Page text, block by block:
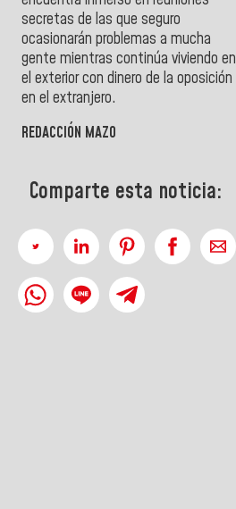
secretas de las que seguro
ocasionarán problemas a mucha
gente mientras continúa viviendo en
el exterior con dinero de la oposición
en el extranjero.
REDACCIÓN MAZO
Comparte esta noticia: